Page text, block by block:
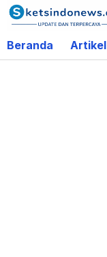
Lewati
ke
konten
Beranda Artikel